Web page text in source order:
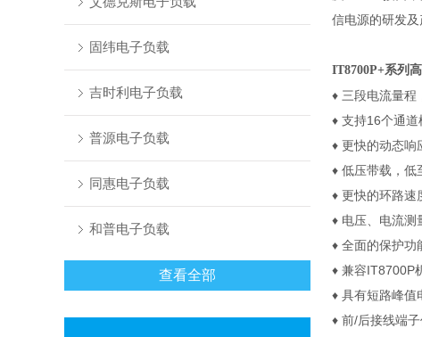
固纬电子负载
吉时利电子负载
普源电子负载
同惠电子负载
和普电子负载
查看全部
信电源的研发及
IT8700P+系列
♦ 三段电流量程
♦ 支持16个通道
♦ 更快的动态响
♦ 低压带载，低
♦ 更快的环路速
♦ 电压、电流测
♦ 全面的保护功
♦ 兼容IT8700P
♦ 具有短路峰值
♦ 前/后接线端